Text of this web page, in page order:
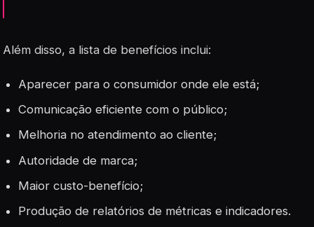
Além disso, a lista de benefícios inclui:
Aparecer para o consumidor onde ele está;
Comunicação eficiente com o público;
Melhoria no atendimento ao cliente;
Autoridade de marca;
Maior custo-benefício;
Produção de relatórios de métricas e indicadores.